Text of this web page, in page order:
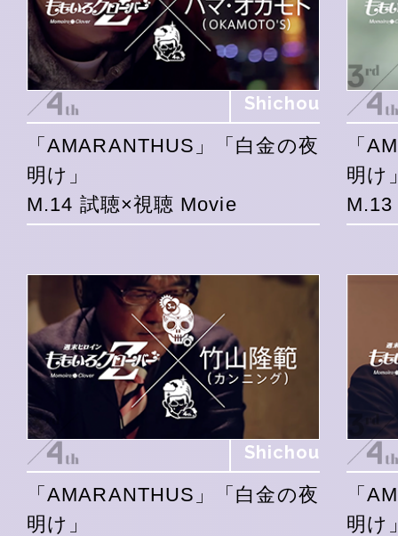
Shichou
「AMARANTHUS」「白金の夜
明け」
M.14 試聴×視聴 Movie
「
明け
Shichou
「AMARANTHUS」「白金の夜
明け」
「
明け